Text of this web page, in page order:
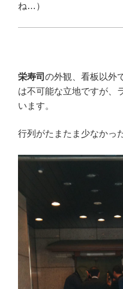
ね…）
栄寿司の外観、看板以外
は不可能な立地ですが、
います。
行列がたまたま少なかっ